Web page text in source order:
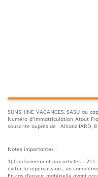
SUNSHINE VACANCES, SASU au
Numéro d’immatriculation Atout
souscrite auprès de : Allianz IARD,
Notes importantes :
1) Conformément aux articles L
éviter la répercussion ; un
En cas d'erreur matérielle ayant